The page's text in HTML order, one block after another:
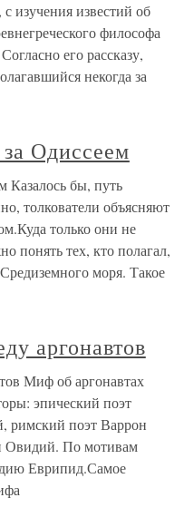
изучения известий об
философа
его рассказу,
некогда за
Одиссеем
Казалось бы, путь
толкователи объясняют
только они не
понять тех, кто полагал,
моря. Такое
аргонавтов
Миф об аргонавтах
эпический поэт
римский поэт Варрон
Овидий. По мотивам
Еврипид.Самое